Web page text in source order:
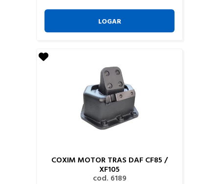
LOGAR
COXIM MOTOR TRAS DAF CF85 /
XF105
cod. 6189